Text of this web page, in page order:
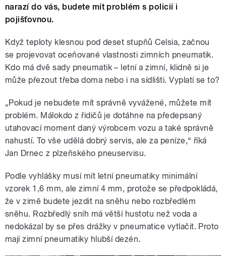
narazí do vás, budete mít problém s policií i
pojišťovnou.
Když teploty klesnou pod deset stupňů Celsia, začnou
se projevovat oceňované vlastnosti zimních pneumatik.
Kdo má dvě sady pneumatik – letní a zimní, klidně si je
může přezout třeba doma nebo i na sídlišti. Vyplatí se to?
„Pokud je nebudete mít správně vyvážené, můžete mít
problém. Málokdo z řidičů je dotáhne na předepsaný
utahovací moment daný výrobcem vozu a také správně
nahustí. To vše udělá dobrý servis, ale za peníze,“ říká
Jan Drnec z plzeňského pneuservisu.
Podle vyhlášky musí mít letní pneumatiky minimální
vzorek 1,6 mm, ale zimní 4 mm, protože se předpokládá,
že v zimě budete jezdit na sněhu nebo rozbředlém
sněhu. Rozbředlý sníh má větší hustotu než voda a
nedokázal by se přes drážky v pneumatice vytlačit. Proto
mají zimní pneumatiky hlubší dezén.